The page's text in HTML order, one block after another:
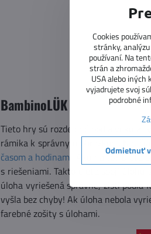
BambinoLÜK
Tieto hry sú rozdelené podľa veku a
rámika k správnym obrázkom. Naučia
časom a hodinam i. Ako na to?
s riešeniami. Takto dieťa spojí
úloha vyriešená správne, zistí podľa
vyšla bez chyby! Ak úloha nebola
farebné zošity s úlohami.
Cookies
stránky,
používaní. Na
strán a
USA alebo
vyjadrujete svoj
podrobné
Odmietnuť